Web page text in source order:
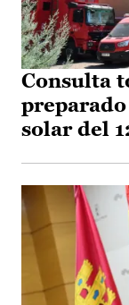
Consulta
solar del